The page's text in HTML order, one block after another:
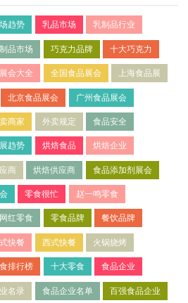
趋势 乳品市场 乳制品行业
品市场 巧克力品牌 十大巧克力
展会大全 全国食品展会 上海食品展
北京食品展会 广州食品展会
商家 外卖规定 食品安全
趋势 烘焙食品 烘焙企业
商 烘焙供应商 食品添加剂展会
零食很忙 赵一鸣零食
网红零食 零食品牌 餐饮品牌
快餐 西式快餐 火锅烧烤
排行榜 十大零食 食品企业
名录 食品企业名单 百强食品企业